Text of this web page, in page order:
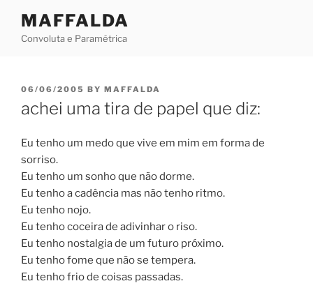
content
MAFFALDA
Convoluta e Paramétrica
POSTED
06/06/2005 BY MAFFALDA
achei uma tira de papel que diz:
Eu tenho um medo que vive em mim em forma de
sorriso.
Eu tenho um sonho que não dorme.
Eu tenho a cadência mas não tenho ritmo.
Eu tenho nojo.
Eu tenho coceira de adivinhar o riso.
Eu tenho nostalgia de um futuro próximo.
Eu tenho fome que não se tempera.
Eu tenho frio de coisas passadas.